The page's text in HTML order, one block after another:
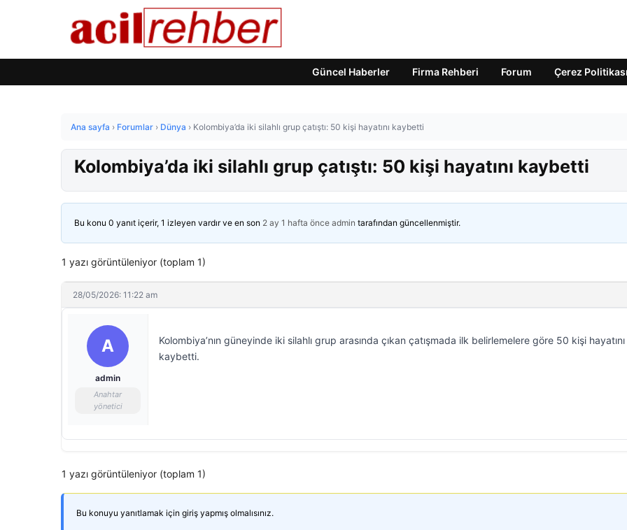
Güncel Haberler Firma Rehberi Forum Çerez Politikası
Ana sayfa › Forumlar › Dünya › Kolombiya’da iki silahlı grup çatıştı: 50 kişi hayatını kaybetti
Kolombiya’da iki silahlı grup çatıştı: 50 kişi hayatını kaybetti
Bu konu 0 yanıt içerir, 1 izleyen vardır ve en son 2 ay 1 hafta önce admin tarafından güncellenmiştir.
1 yazı görüntüleniyor (toplam 1)
28/05/2026: 11:22 am
A
admin
Anahtar
yönetici
Kolombiya’nın güneyinde iki silahlı grup arasında çıkan çatışmada ilk belirlemelere göre 50 kişi hayatını
kaybetti.
1 yazı görüntüleniyor (toplam 1)
Bu konuyu yanıtlamak için giriş yapmış olmalısınız.